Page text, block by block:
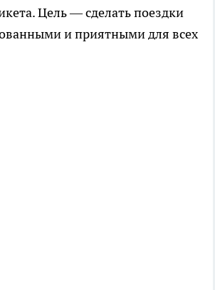
Цель — сделать поездки
и приятными для всех